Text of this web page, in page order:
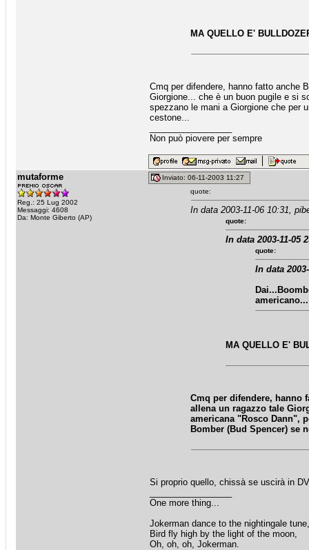
MA QUELLO E'
Cmq per difendere, hanno fatto anche
Giorgione... che è un buon pugile e si
spezzano le mani a Giorgione che per
cestone...
Non può piovere per sempre
mutaforme
Reg.: 25 Lug 2002
Messaggi: 4608
Da: Monte Giberto (AP)
Inviato: 06-11-2003 11:27
quote:
In data 2003-11-06 10:31,
quote:
In data 2003-11-05
quote:
In data
americano...
MA QUELLO E'
Cmq per difendere, hanno
allena un ragazzo tale
americana "Rosco Dann",
Bomber (Bud Spencer) se
Si proprio quello, chissà se uscirà in
One more thing...
Jokerman dance to the nightingale tune,
Bird fly high by the light of the moon,
Oh, oh, oh, Jokerman.